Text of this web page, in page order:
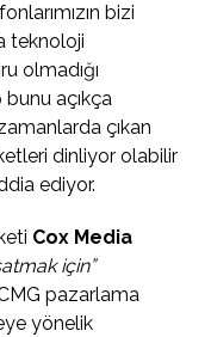
bizi
teknoloji
olmadığı
açıkça
çıkan
dinliyor olabilir
ediyor.
Cox Media
için”
pazarlama
yönelik